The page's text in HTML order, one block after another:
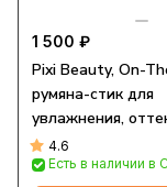
1 500 ₽
Pixi Beauty, On-
румяна-стик для
увлажнения,
«Флер», 10 г (0,3
4.6
Есть в наличии в